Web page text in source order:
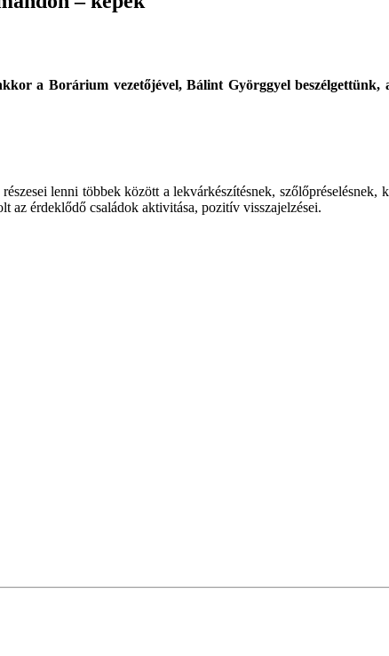
a Borárium vezetőjével, Bálint Györggyel
lenni többek között a lekvárkészítésnek, szőlőpréselésnek,
az érdeklődő családok aktivitása, pozitív visszajelzései.